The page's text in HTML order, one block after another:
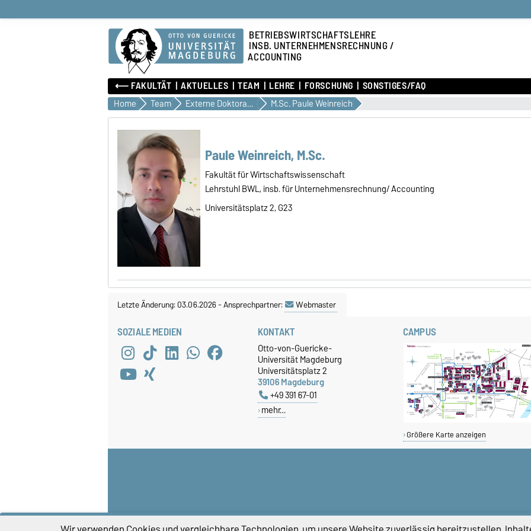
BETRIEBSWIRTSCHAFTSLEHRE
INSB. UNTERNEHMENSRECHNUNG /
ACCOUNTING
⟵ FAKULTÄT AKTUELLES TEAM LEHRE FORSCHUNG SONSTIGES/FAQ
Home Team Externe Doktoranden M.Sc. Paule Weinreich
Paule Weinreich, M.Sc.
Fakultät für Wirtschaftswissenschaft
Lehrstuhl BWL, insb. für Unternehmensrechnung/ Accounting
Universitätsplatz 2, G23
Letzte Änderung: 03.06.2026-Ansprechpartner: Webmaster
SOZIALE MEDIEN KONTAKT
Otto-von-Guericke-
Universität Magdeburg
Universitätsplatz 2
39106 Magdeburg
+49 391 67-01
mehr…
CAMPUS
Größere Karte anzeigen